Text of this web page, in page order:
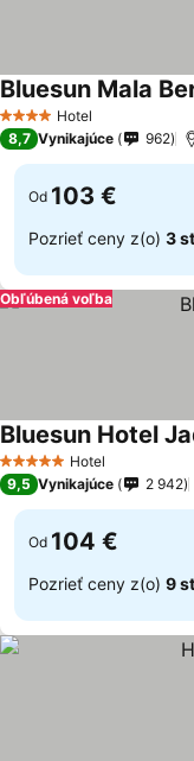
4 Počet hviezdičiek
Hotel
Bluesun Mala
8,7 Vynikajúce 962
Od 103 €
Pozrieť ceny z(o) 3
Obľúbená voľba
5 Počet hviezdičiek
Hotel
Bluesun Hotel
9,5 Vynikajúce 2 942
Od 104 €
Pozrieť ceny z(o) 9